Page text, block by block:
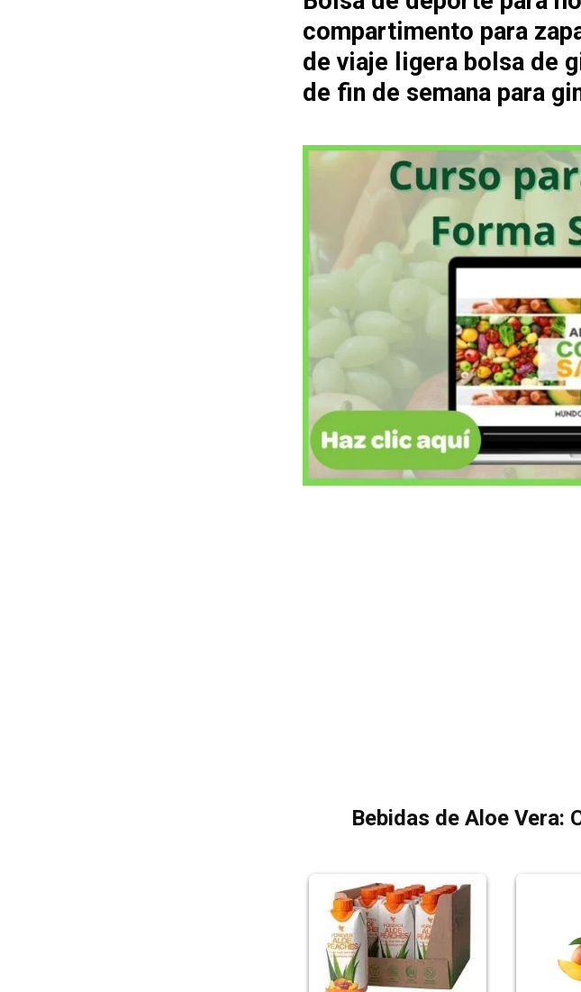
compartimento para
de viaje ligera bolsa de
de fin de semana para
Bebidas de Aloe Vera: